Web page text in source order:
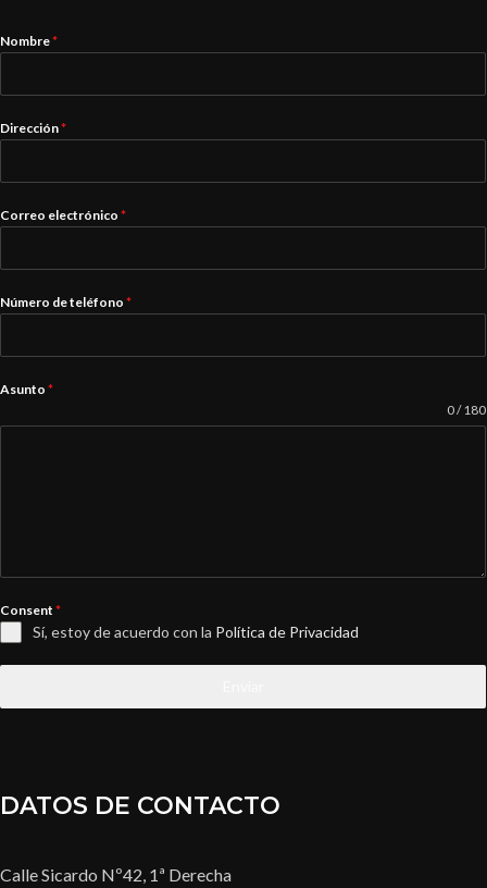
Nombre*
Dirección*
Correo electrónico *
Número de teléfono *
Asunto *
0 / 180
Consent *
Sí, estoy de acuerdo con la Política de Privacidad
DATOS DE CONTACTO
Calle Sicardo Nº42, 1ª Derecha